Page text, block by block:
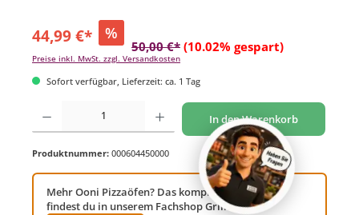
44,99 €* %
50,00 €* (10.02% gespart)
Preise inkl. MwSt. zzgl. Versandkosten
Sofort verfügbar, Lieferzeit: ca. 1 Tag
Produkt Anzahl: Gib den gewünschten Wert ein oder benutze die Schaltflächen um
In den Warenkorb
Produktnummer: 000604450000
Mehr Ooni Pizzaöfen? Das komplette Sortiment
findest du in unserem Fachshop Grillwelt24!